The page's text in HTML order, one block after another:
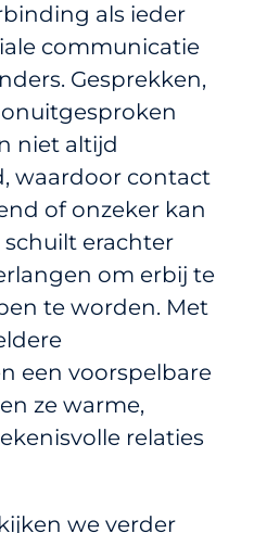
als ieder
communicatie
Gesprekken,
niet altijd
waardoor contact
of onzeker kan
schuilt erachter
om erbij te
te worden. Met
een voorspelbare
ze warme,
relaties
we verder